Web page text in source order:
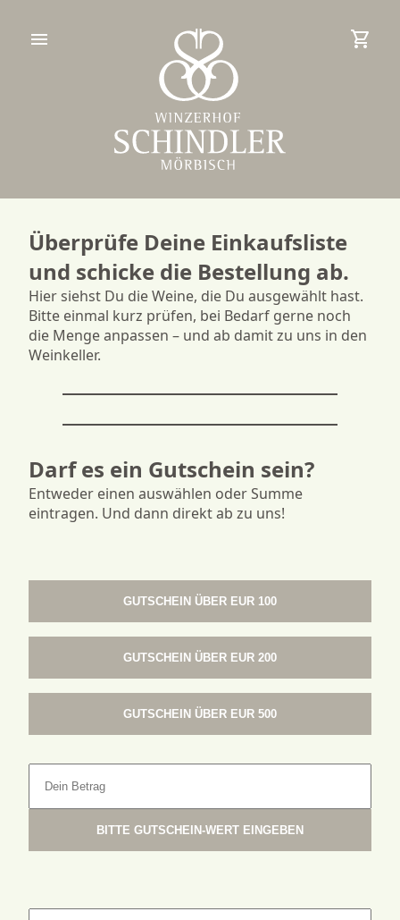
menu shopping_cart
Überprüfe Deine Einkaufsliste
und schicke die Bestellung ab.
Hier siehst Du die Weine, die Du ausgewählt hast.
Bitte einmal kurz prüfen, bei Bedarf gerne noch
die Menge anpassen – und ab damit zu uns in den
Weinkeller.
Darf es ein Gutschein sein?
Entweder einen auswählen oder Summe
eintragen. Und dann direkt ab zu uns!
GUTSCHEIN ÜBER EUR 100
GUTSCHEIN ÜBER EUR 200
GUTSCHEIN ÜBER EUR 500
BITTE GUTSCHEIN-WERT EINGEBEN